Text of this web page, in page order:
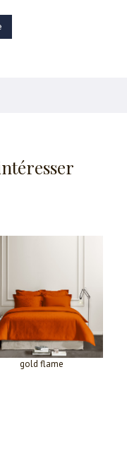
gold flame